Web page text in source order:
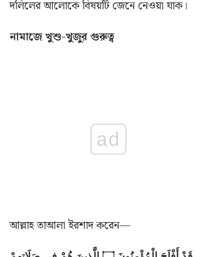
দলিলের আলোকে বিষয়টি জেনে নেওয়া যাক।
নামাজে খুশু-খুজুর গুরুত্ব
ad
আল্লাহ তাআলা ইরশাদ করেন—